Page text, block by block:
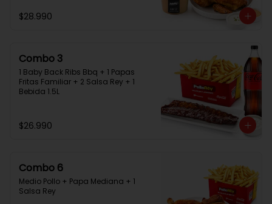
$28.990
Combo 3
1 Baby Back Ribs Bbq + 1 Papas
Fritas Familiar + 2 Salsa Rey + 1
Bebida 1.5L
$26.990
Combo 6
Medio Pollo + Papa Mediana + 1
Salsa Rey